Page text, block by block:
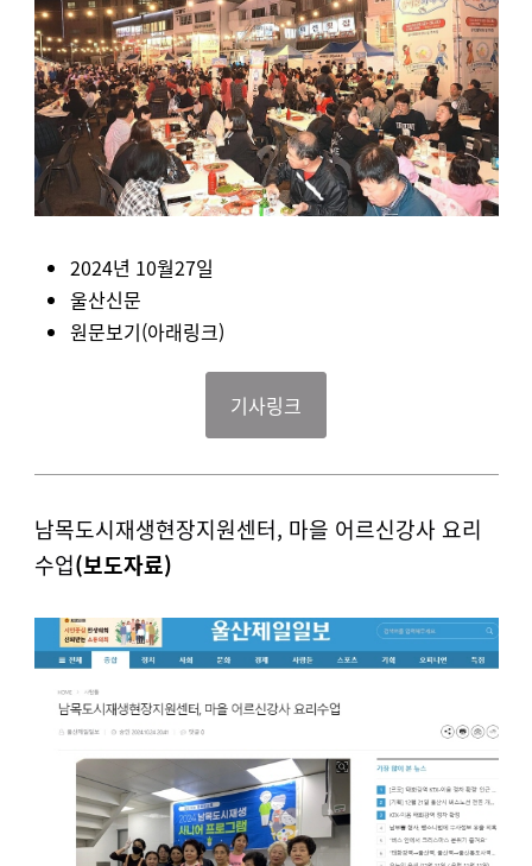
2024년 10월27일
울산신문
원문보기(아래링크)
기사링크
남목도시재생현장지원센터, 마을 어르신강사 요리
수업(보도자료)